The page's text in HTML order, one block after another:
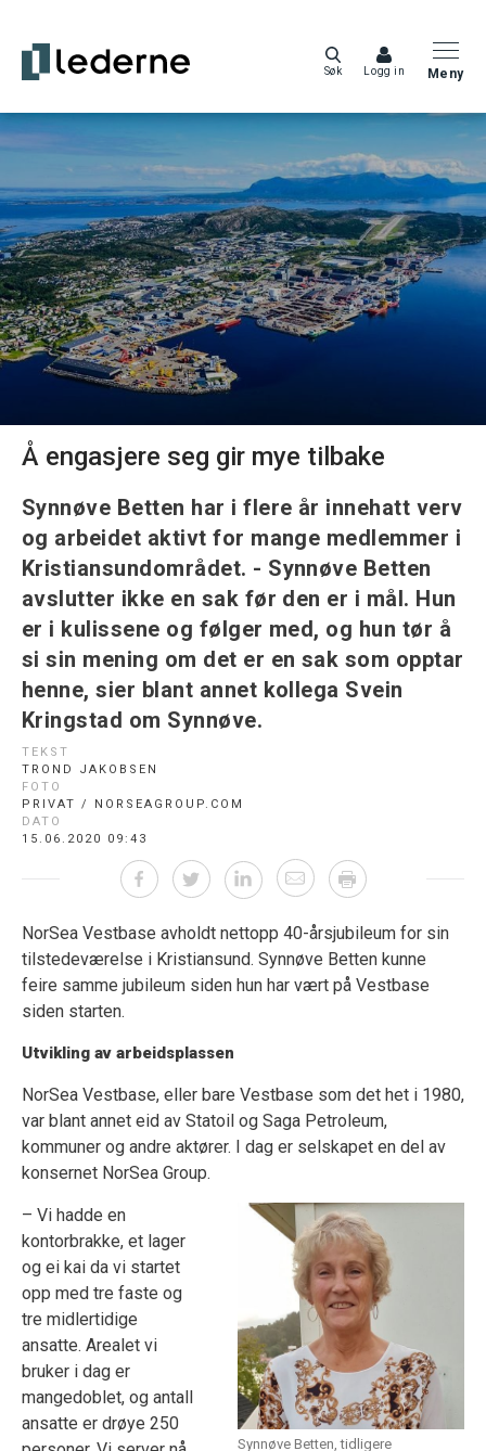
Søk Logg in Meny
Å engasjere seg gir mye tilbake
Synnøve Betten har i flere år innehatt verv
og arbeidet aktivt for mange medlemmer i
Kristiansundområdet. - Synnøve Betten
avslutter ikke en sak før den er i mål. Hun
er i kulissene og følger med, og hun tør å
si sin mening om det er en sak som opptar
henne, sier blant annet kollega Svein
Kringstad om Synnøve.
TEKST
TROND JAKOBSEN
FOTO
PRIVAT / NORSEAGROUP.COM
DATO
15.06.2020 09:43
NorSea Vestbase avholdt nettopp 40-årsjubileum for sin
tilstedeværelse i Kristiansund. Synnøve Betten kunne
feire samme jubileum siden hun har vært på Vestbase
siden starten.
Utvikling av arbeidsplassen
NorSea Vestbase, eller bare Vestbase som det het i 1980,
var blant annet eid av Statoil og Saga Petroleum,
kommuner og andre aktører. I dag er selskapet en del av
konsernet NorSea Group.
Synnøve Betten, tidligere
– Vi hadde en
kontorbrakke, et lager
og ei kai da vi startet
opp med tre faste og
tre midlertidige
ansatte. Arealet vi
bruker i dag er
mangedoblet, og antall
ansatte er drøye 250